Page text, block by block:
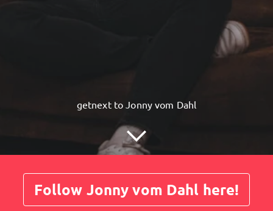
getnext to Jonny vom Dahl
Follow Jonny vom Dahl here!